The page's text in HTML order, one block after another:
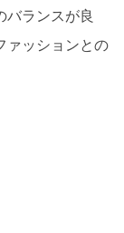
バランスが良
ァッションとの